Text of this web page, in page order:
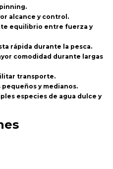
alcance y control.
equilibrio entre fuerza y
rápida durante la pesca.
comodidad durante largas
transporte.
y medianos.
especies de agua dulce y